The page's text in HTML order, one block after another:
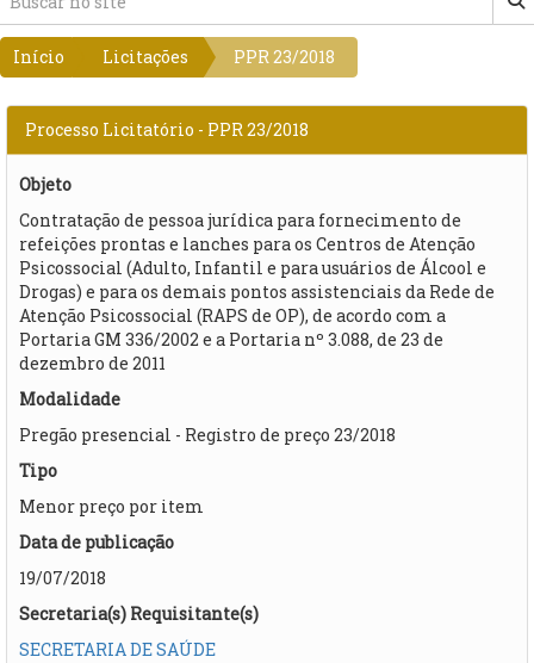
Início Licitações PPR 23/2018
Processo Licitatório - PPR 23/2018
Objeto
Contratação de pessoa jurídica para fornecimento de
refeições prontas e lanches para os Centros de Atenção
Psicossocial (Adulto, Infantil e para usuários de Álcool e
Drogas) e para os demais pontos assistenciais da Rede de
Atenção Psicossocial (RAPS de OP), de acordo com a
Portaria GM 336/2002 e a Portaria nº 3.088, de 23 de
dezembro de 2011
Modalidade
Pregão presencial - Registro de preço 23/2018
Tipo
Menor preço por item
Data de publicação
19/07/2018
Secretaria(s) Requisitante(s)
SECRETARIA DE SAÚDE